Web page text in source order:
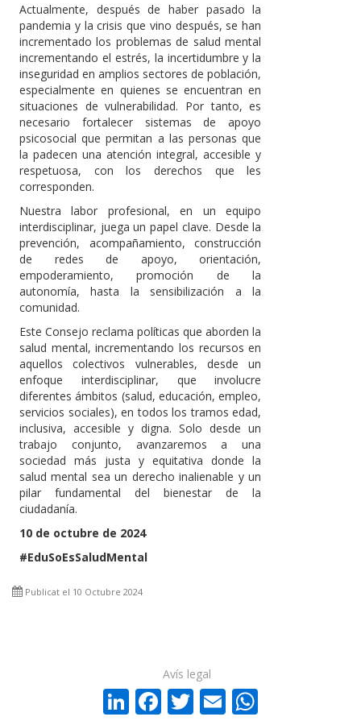
Actualmente, después de haber pasado la
pandemia y la crisis que vino después, se han
incrementado los problemas de salud mental
incrementando el estrés, la incertidumbre y la
inseguridad en amplios sectores de población,
especialmente en quienes se encuentran en
situaciones de vulnerabilidad. Por tanto, es
necesario fortalecer sistemas de apoyo
psicosocial que permitan a las personas que
la padecen una atención integral, accesible y
respetuosa, con los derechos que les
corresponden.
Nuestra labor profesional, en un equipo
interdisciplinar, juega un papel clave. Desde la
prevención, acompañamiento, construcción
de redes de apoyo, orientación,
empoderamiento, promoción de la
autonomía, hasta la sensibilización a la
comunidad.
Este Consejo reclama políticas que aborden la
salud mental, incrementando los recursos en
aquellos colectivos vulnerables, desde un
enfoque interdisciplinar, que involucre
diferentes ámbitos (salud, educación, empleo,
servicios sociales), en todos los tramos edad,
inclusiva, accesible y digna. Solo desde un
trabajo conjunto, avanzaremos a una
sociedad más justa y equitativa donde la
salud mental sea un derecho inalienable y un
pilar fundamental del bienestar de la
ciudadanía.
10 de octubre de 2024
#EduSoEsSaludMental
Publicat el 10 Octubre 2024
LinkedIn
Facebook
Twitter
Email
Avís legal